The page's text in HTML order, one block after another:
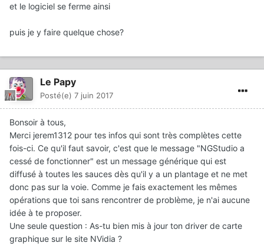
et le logiciel se ferme ainsi
puis je y faire quelque chose?
Le Papy
Posté(e) 7 juin 2017
Bonsoir à tous,
Merci jerem1312 pour tes infos qui sont très complètes cette
fois-ci. Ce qu'il faut savoir, c'est que le message "NGStudio a
cessé de fonctionner" est un message générique qui est
diffusé à toutes les sauces dès qu'il y a un plantage et ne met
donc pas sur la voie. Comme je fais exactement les mêmes
opérations que toi sans rencontrer de problème, je n'ai aucune
idée à te proposer.
Une seule question : As-tu bien mis à jour ton driver de carte
graphique sur le site NVidia ?